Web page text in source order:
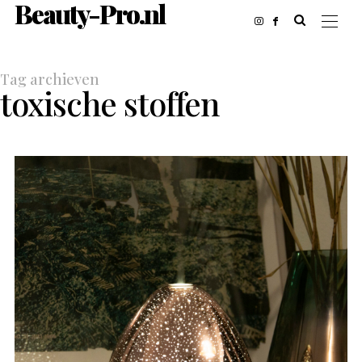
Beauty-Pro.nl
Tag archieven
toxische stoffen